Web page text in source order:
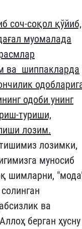
соч-соқол қўйиб,
муомалада
ва шиппакларда
одоби унинг
туриши,
лозим.
лозимки,
муносиб
шимларни,
ва
берган ҳусну